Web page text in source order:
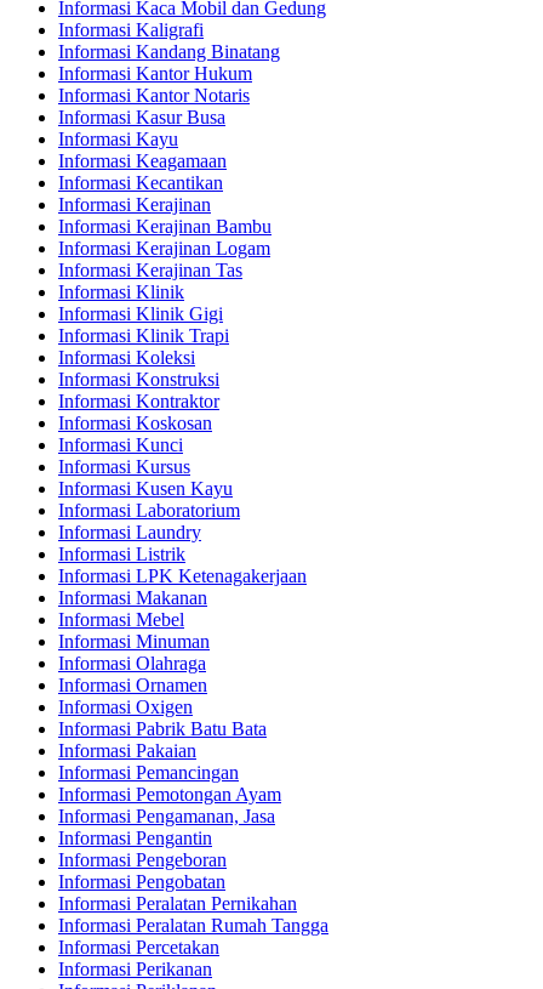
Informasi Kaca Mobil dan Gedung
Informasi Kaligrafi
Informasi Kandang Binatang
Informasi Kantor Hukum
Informasi Kantor Notaris
Informasi Kasur Busa
Informasi Kayu
Informasi Keagamaan
Informasi Kecantikan
Informasi Kerajinan
Informasi Kerajinan Bambu
Informasi Kerajinan Logam
Informasi Kerajinan Tas
Informasi Klinik
Informasi Klinik Gigi
Informasi Klinik Trapi
Informasi Koleksi
Informasi Konstruksi
Informasi Kontraktor
Informasi Koskosan
Informasi Kunci
Informasi Kursus
Informasi Kusen Kayu
Informasi Laboratorium
Informasi Laundry
Informasi Listrik
Informasi LPK Ketenagakerjaan
Informasi Makanan
Informasi Mebel
Informasi Minuman
Informasi Olahraga
Informasi Ornamen
Informasi Oxigen
Informasi Pabrik Batu Bata
Informasi Pakaian
Informasi Pemancingan
Informasi Pemotongan Ayam
Informasi Pengamanan, Jasa
Informasi Pengantin
Informasi Pengeboran
Informasi Pengobatan
Informasi Peralatan Pernikahan
Informasi Peralatan Rumah Tangga
Informasi Percetakan
Informasi Perikanan